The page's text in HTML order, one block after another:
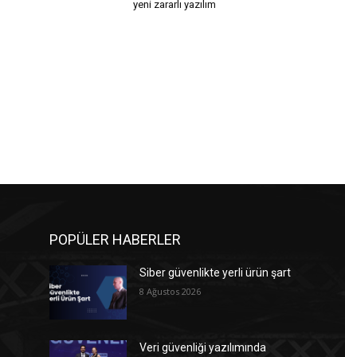
yeni zararlı yazılım
POPÜLER HABERLER
Siber güvenlikte yerli ürün şart
8 Ağustos 2026
Veri güvenliği yazılımında